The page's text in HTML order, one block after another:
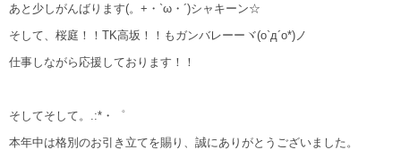
あと少しがんばります(。+・`ω・´)シャキーン☆
そして、桜庭！！TK高坂！！もガンバレーーヾ(o`д´o*)ノ
仕事しながら応援しております！！
そしてそして。.:*・゜
本年中は格別のお引き立てを賜り、誠にありがとうございました。